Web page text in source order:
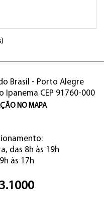
Brasil - Porto Alegre
Ipanema CEP 91760-000
NO MAPA
das 8h às 19h
às 17h